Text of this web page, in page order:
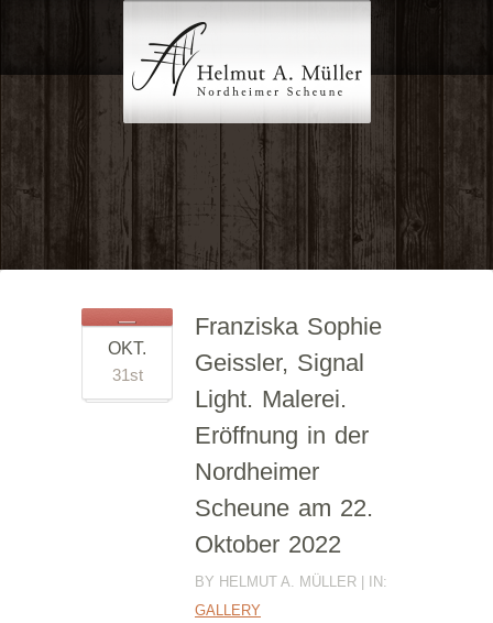
OKT.
31st
Franziska Sophie
Geissler, Signal
Light. Malerei.
Eröffnung in der
Nordheimer
Scheune am 22.
Oktober 2022
BY HELMUT A. MÜLLER | IN:
GALLERY